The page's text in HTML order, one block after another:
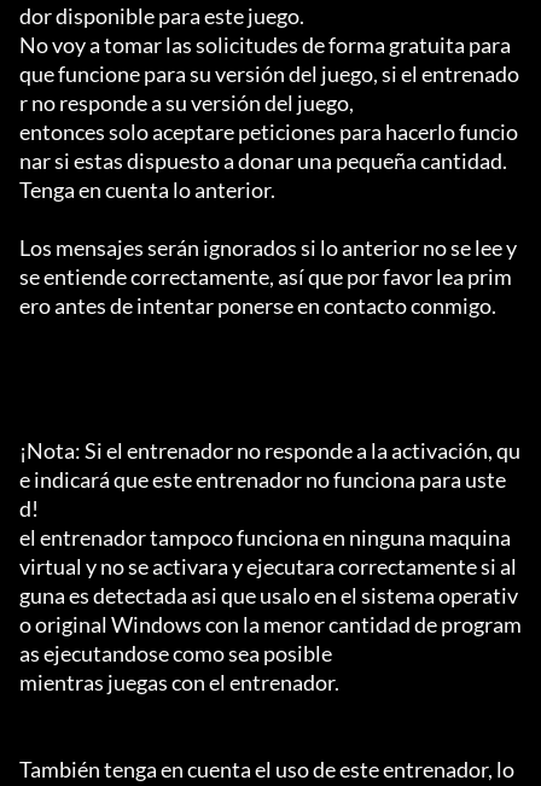
dor disponible para este juego.
No voy a tomar las solicitudes de forma gratuita para
que funcione para su versión del juego, si el entrenado
r no responde a su versión del juego,
entonces solo aceptare peticiones para hacerlo funcio
nar si estas dispuesto a donar una pequeña cantidad.
Tenga en cuenta lo anterior.
Los mensajes serán ignorados si lo anterior no se lee y
se entiende correctamente, así que por favor lea prim
ero antes de intentar ponerse en contacto conmigo.
¡Nota: Si el entrenador no responde a la activación, qu
e indicará que este entrenador no funciona para uste
d!
el entrenador tampoco funciona en ninguna maquina
virtual y no se activara y ejecutara correctamente si al
guna es detectada asi que usalo en el sistema operativ
o original Windows con la menor cantidad de program
as ejecutandose como sea posible
mientras juegas con el entrenador.
También tenga en cuenta el uso de este entrenador, lo